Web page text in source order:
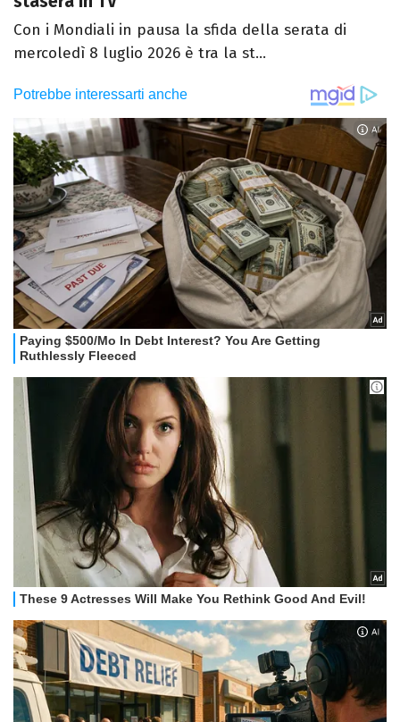
Con i Mondiali in pausa la sfida della serata di
mercoledì 8 luglio 2026 è tra la st...